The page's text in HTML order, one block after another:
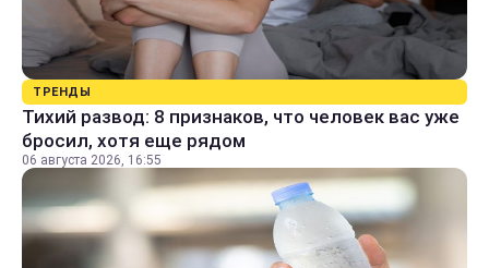
ТРЕНДЫ
Тихий развод: 8 признаков, что человек вас уже
бросил, хотя еще рядом
06 августа 2026, 16:55